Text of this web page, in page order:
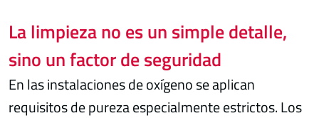
La limpieza no es un simple detalle,
sino un factor de seguridad
En las instalaciones de oxígeno se aplican
requisitos de pureza especialmente estrictos. Los